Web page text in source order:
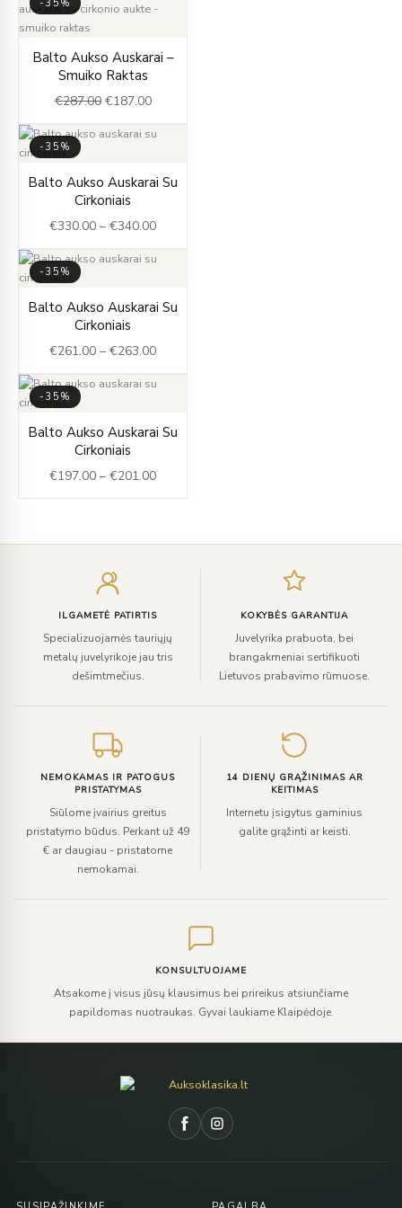
-35%
Balto Aukso Auskarai –
Smuiko Raktas
€287.00
price
was:
€287.00.
€187.00
price
€187.00.
-35%
Balto Aukso Auskarai Su
Cirkoniais
€330.00 – €340.00
range:
through
-35%
Balto Aukso Auskarai Su
Cirkoniais
€261.00 – €263.00
range:
through
-35%
Balto Aukso Auskarai Su
Cirkoniais
€197.00 – €201.00
range:
through
ILGAMETĖ PATIRTIS
Specializuojamės tauriųjų
metalų juvelyrikoje jau tris
dešimtmečius.
KOKYBĖS GARANTIJA
Juvelyrika prabuota, bei
brangakmeniai sertifikuoti
Lietuvos prabavimo rūmuose.
NEMOKAMAS IR PATOGUS
PRISTATYMAS
Siūlome įvairius greitus
pristatymo būdus. Perkant už 49
€ ar daugiau - pristatome
nemokamai.
14 DIENŲ GRĄŽINIMAS AR
KEITIMAS
Internetu įsigytus gaminius
galite grąžinti ar keisti.
KONSULTUOJAME
Atsakome į visus jūsų klausimus bei prireikus atsiunčiame
papildomas nuotraukas. Gyvai laukiame Klaipėdoje.